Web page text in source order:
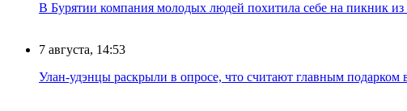
В Бурятии компания молодых людей похитила себе на пикник
7 августа, 14:53
Улан-удэнцы раскрыли в опросе, что считают главным подарком